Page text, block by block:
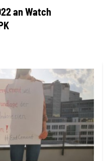
an Watch